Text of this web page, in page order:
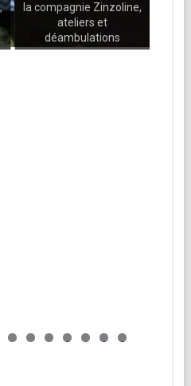
la compagnie Zinzoline,
ateliers et
déambulations
0 1 2 3